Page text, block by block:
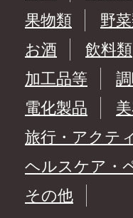
果物類
野
お酒
飲料類
加工品等
電化製品
旅行・アクテ
ヘルスケア・
その他